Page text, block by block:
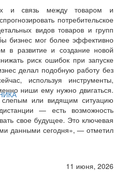
и связь между товаром и
потребительское
видов товаров и групп
бизнес мог более эффективно
в развитие и создание новой
риск ошибок при запуске
делал подобную работу без
используя инструменты,
ниши ему нужно двигаться.
слепым или видящим ситуацию
— есть возможность
свое будущее. Это ключевая
данными сегодня», — отметил
11 июня, 2026